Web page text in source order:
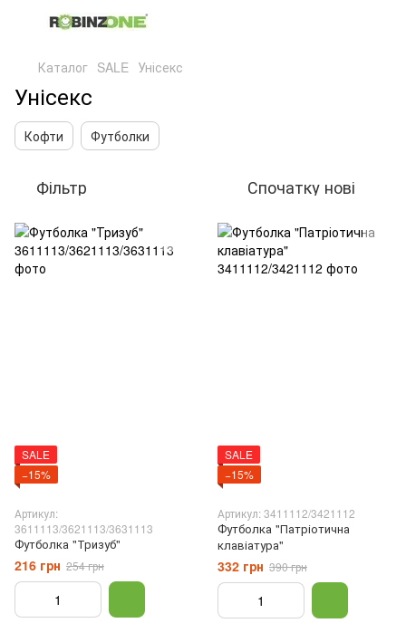
Каталог SALE Унісекс
Унісекс
Кофти Футболки
Фільтр Спочатку нові
SALE
−15%
Артикул:
3611113/3621113/3631113
Футболка "Тризуб"
216 грн 254 грн
SALE
−15%
Артикул: 3411112/3421112
Футболка "Патріотична
клавіатура"
332 грн 390 грн